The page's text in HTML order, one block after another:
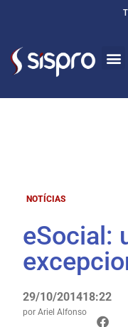
NOTÍCIAS
eSocial:
29/10/201418:22
por Ariel Alfonso